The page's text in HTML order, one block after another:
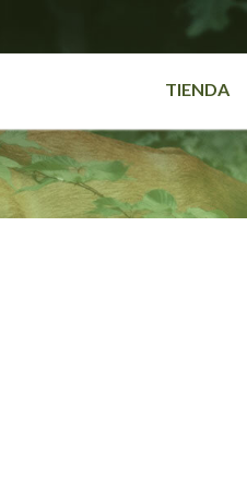
TIENDA